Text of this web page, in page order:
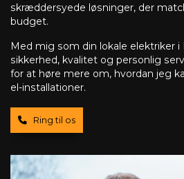
skræddersyede løsninger, der
budget.
Med mig som din lokale elektriker i
sikkerhed, kvalitet og personlig
for at høre mere om, hvordan jeg
el-installationer.
Ring til os